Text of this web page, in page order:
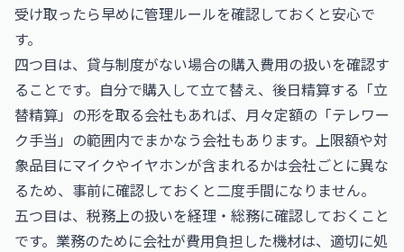
受け取ったら早めに管理ルールを確認しておくと安心で
す。
四つ目は、貸与制度がない場合の購入費用の扱いを確認す
ることです。自分で購入して立て替え、後日精算する「立
替精算」の形を取る会社もあれば、月々定額の「テレワー
ク手当」の範囲内でまかなう会社もあります。上限額や対
象品目にマイクやイヤホンが含まれるかは会社ごとに異な
るため、事前に確認しておくと二度手間になりません。
五つ目は、税務上の扱いを経理・総務に確認しておくこと
です。業務のために会社が費用負担した機材は、適切に処